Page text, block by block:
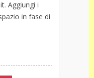
Aggiungi i
in fase di